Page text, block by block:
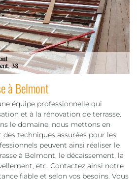
à Belmont
équipe professionnelle qui
et à la rénovation de terrasse.
le domaine, nous mettons en
techniques assurées pour les
peuvent ainsi réaliser le
à Belmont, le décaissement, la
etc. Contactez ainsi notre
fiable et selon vos besoins. Vous